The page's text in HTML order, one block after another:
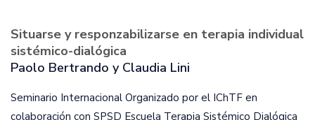
Situarse y responzabilizarse en terapia individual
sistémico-dialógica
Paolo Bertrando y Claudia Lini
Seminario Internacional Organizado por el IChTF en
colaboración con SPSD Escuela Terapia Sistémico Dialógica